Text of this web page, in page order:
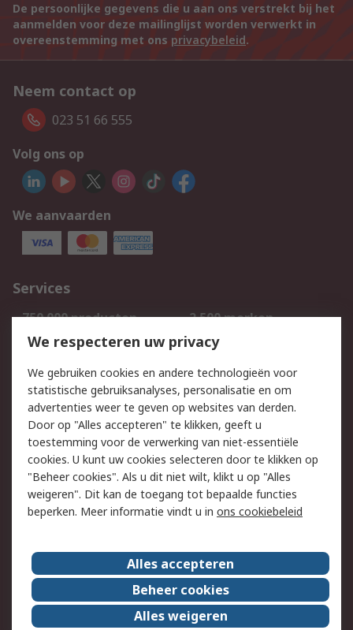
De persoonlijke gegevens die u aan ons verstrekt bij het
aanmelden voor deze mailinglijst worden verwerkt in
overeenstemming met ons privacybeleid.
Neem contact op
023 51 66 555
Volg ons op
We aanvaarden
Services
750.000 producten
2.500 merken
Bestellen
Inkoopoplossingen
Track & Trace
Wettelijk
Cookiebeleid
Email veiligheid
Privacybeleid
Websitevoorwaarden
Algemene
verkoopvoorwaarden
Over RS
RS Group
Over ons
RS wereldwijd
Werken bij RS
We respecteren uw privacy
We gebruiken cookies en andere technologieën voor
statistische gebruiksanalyses, personalisatie en om
advertenties weer te geven op websites van derden.
Door op "Alles accepteren" te klikken, geeft u
toestemming voor de verwerking van niet-essentiële
cookies. U kunt uw cookies selecteren door te klikken op
"Beheer cookies". Als u dit niet wilt, klikt u op "Alles
weigeren". Dit kan de toegang tot bepaalde functies
beperken. Meer informatie vindt u in ons cookiebeleid
Alles accepteren
Beheer cookies
Alles weigeren